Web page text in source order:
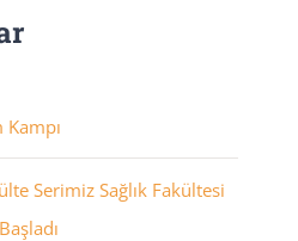
Kampı
Serimiz Sağlık Fakültesi